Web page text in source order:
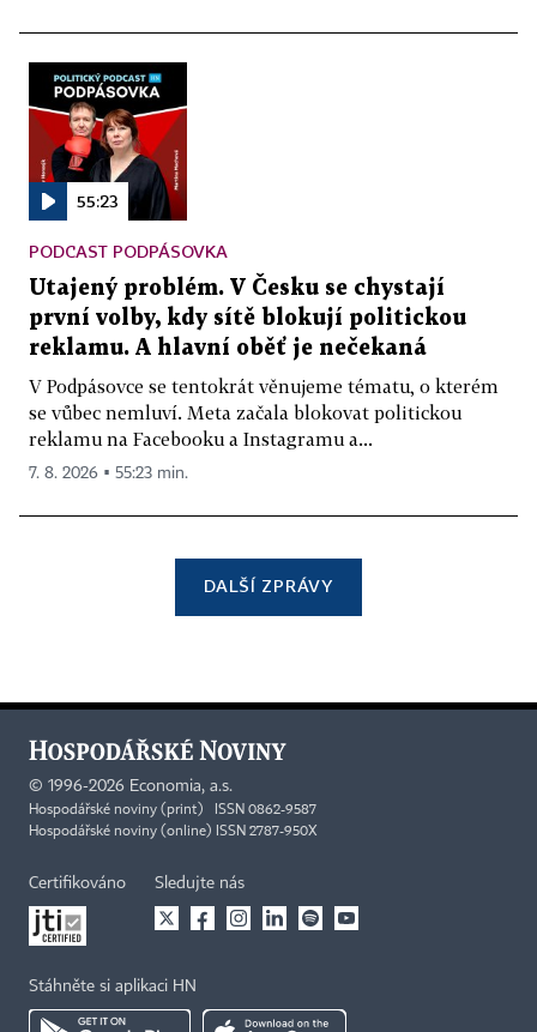
55:23
PODCAST PODPÁSOVKA
Utajený problém. V Česku se chystají
první volby, kdy sítě blokují politickou
reklamu. A hlavní oběť je nečekaná
V Podpásovce se tentokrát věnujeme tématu, o kterém
se vůbec nemluví. Meta začala blokovat politickou
reklamu na Facebooku a Instagramu a...
7. 8. 2026 ▪ 55:23 min.
DALŠÍ ZPRÁVY
© 1996-2026 Economia, a.s.
Hospodářské noviny (print) ISSN 0862-9587
Hospodářské noviny (online) ISSN 2787-950X
Certifikováno Sledujte nás
Stáhněte si aplikaci HN